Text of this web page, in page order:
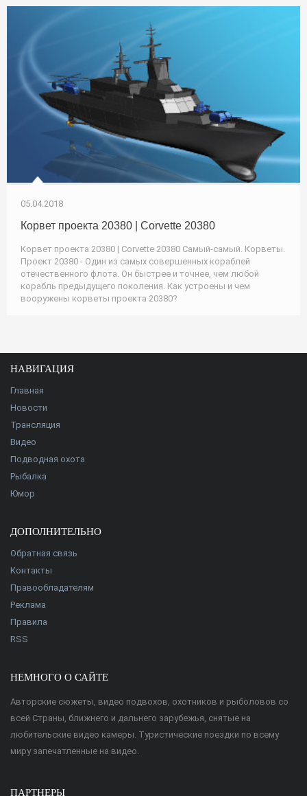
05.04.2018
Корвет проекта 20380 | Corvette 20380
Корвет проекта 20380 | Corvette 20380 Самый-самый. Корветы.
Проект 20380 - Один из самых совершенных кораблей
отечественного флота. Он быстрее и точнее, чем любой
корабль предыдущего поколения. Как устроены и чем
вооружены корветы проекта 20380?
НАВИГАЦИЯ
Главная
Новости
Трансляция
Видео
Подводная охота
Рыбалка
Юмор
ДОПОЛНИТЕЛЬНО
Обратная связь
Контакты
Правообладателям
Реклама
Правила
RSS
НЕМНОГО О САЙТЕ
Авторские сюжеты, видео подвохов, охотников и рыболовов со
всей Страны, ближнего и дальнего зарубежья, снятые на
любительские видео камеры. Туристические поездки по всему
миру запечатленные на видео.
ПАРТНЕРЫ